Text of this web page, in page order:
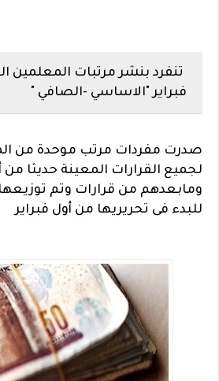
تنفرد بنشر مرتبات المعلمين
فبراير "الاساسي -الصافي "
صدرت مفردات مرتب موحدة من
ومابعدهم من قرارات وتم توزيعها
للبدء فى تحريريها من أول فبراير